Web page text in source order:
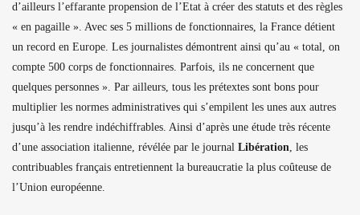
d’ailleurs l’effarante propension de l’Etat à créer des statuts et des règles
« en pagaille ». Avec ses 5 millions de fonctionnaires, la France détient
un record en Europe. Les journalistes démontrent ainsi qu’au « total, on
compte 500 corps de fonctionnaires. Parfois, ils ne concernent que
quelques personnes ». Par ailleurs, tous les prétextes sont bons pour
multiplier les normes administratives qui s’empilent les unes aux autres
jusqu’à les rendre indéchiffrables. Ainsi d’après une étude très récente
d’une association italienne, révélée par le journal Libération, les
contribuables français entretiennent la bureaucratie la plus coûteuse de
l’Union européenne.